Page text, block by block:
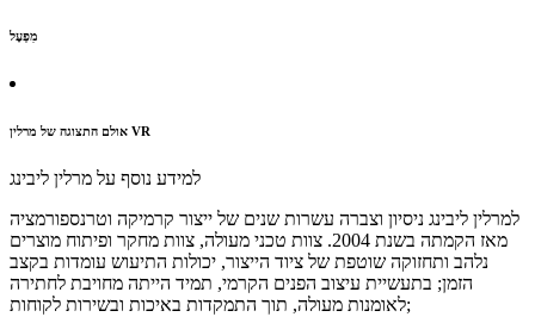
מִפְעָל
אולם התצוגה של מרלין VR
למידע נוסף על מרלין ליבינג
למרלין ליבינג ניסיון וצברה עשרות שנים של ייצור קרמיקה וטרנספורמציה
מאז הקמתה בשנת 2004. צוות טכני מעולה, צוות מחקר ופיתוח מוצרים
נלהב ותחזוקה שוטפת של ציוד הייצור, יכולות התיעוש עומדות בקצב
הזמן; בתעשיית עיצוב הפנים הקרמי, תמיד הייתה מחויבת לחתירה
לאומנות מעולה, תוך התמקדות באיכות ובשירות לקוחות;